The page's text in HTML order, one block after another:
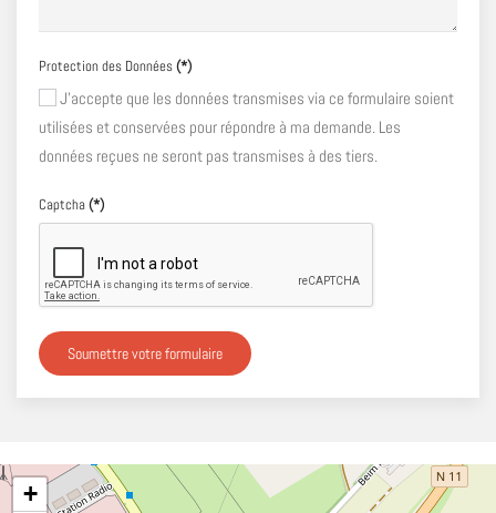
Protection des Données(*)
J'accepte que les données transmises via ce formulaire soient
utilisées et conservées pour répondre à ma demande. Les
données reçues ne seront pas transmises à des tiers.
Captcha(*)
Soumettre votre formulaire
+